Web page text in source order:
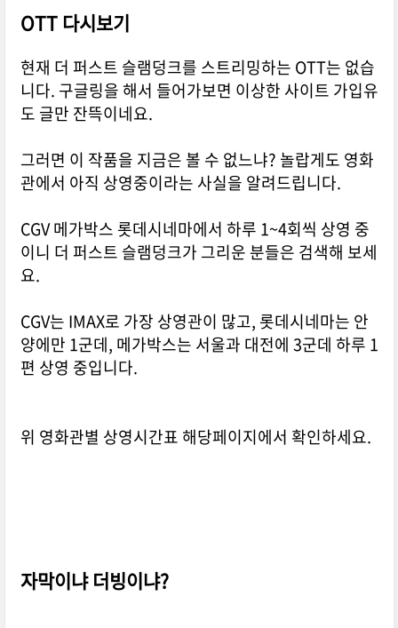
OTT 다시보기
현재 더 퍼스트 슬램덩크를 스트리밍하는 OTT는 없습
니다. 구글링을 해서 들어가보면 이상한 사이트 가입유
도 글만 잔뜩이네요.
그러면 이 작품을 지금은 볼 수 없느냐? 놀랍게도 영화
관에서 아직 상영중이라는 사실을 알려드립니다.
CGV 메가박스 롯데시네마에서 하루 1~4회씩 상영 중
이니 더 퍼스트 슬램덩크가 그리운 분들은 검색해 보세
요.
CGV는 IMAX로 가장 상영관이 많고, 롯데시네마는 안
양에만 1군데, 메가박스는 서울과 대전에 3군데 하루 1
편 상영 중입니다.
위 영화관별 상영시간표 해당페이지에서 확인하세요.
자막이냐 더빙이냐?